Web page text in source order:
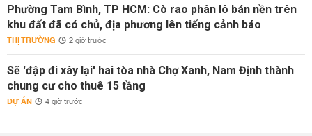
Phường Tam Bình, TP HCM: Cò rao phân lô bán nền trên
khu đất đã có chủ, địa phương lên tiếng cảnh báo
THỊ TRƯỜNG 2 giờ trước
Sẽ 'đập đi xây lại' hai tòa nhà Chợ Xanh, Nam Định thành
chung cư cho thuê 15 tầng
DỰ ÁN 4 giờ trước